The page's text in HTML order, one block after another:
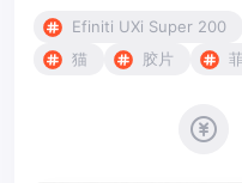
Efiniti UXi Super 200
猫
胶片